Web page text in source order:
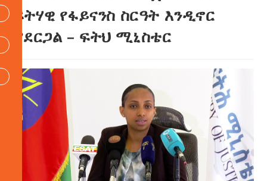
ፍትሃዊ የፋይናንስ ስርዓት እንዲኖር
ያደርጋል – ፍትህ ሚኒስቴር